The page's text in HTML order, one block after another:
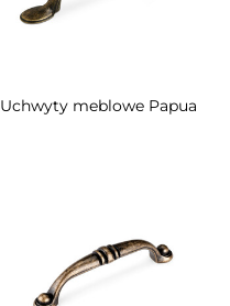
Uchwyty meblowe Papua